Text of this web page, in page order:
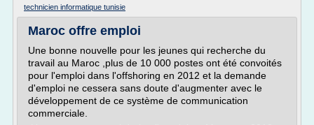
technicien informatique tunisie
Maroc offre emploi
Une bonne nouvelle pour les jeunes qui recherche du
travail au Maroc ,plus de 10 000 postes ont été convoités
pour l'emploi dans l'offshoring en 2012 et la demande
d'emploi ne cessera sans doute d'augmenter avec le
développement de ce système de communication
commerciale.